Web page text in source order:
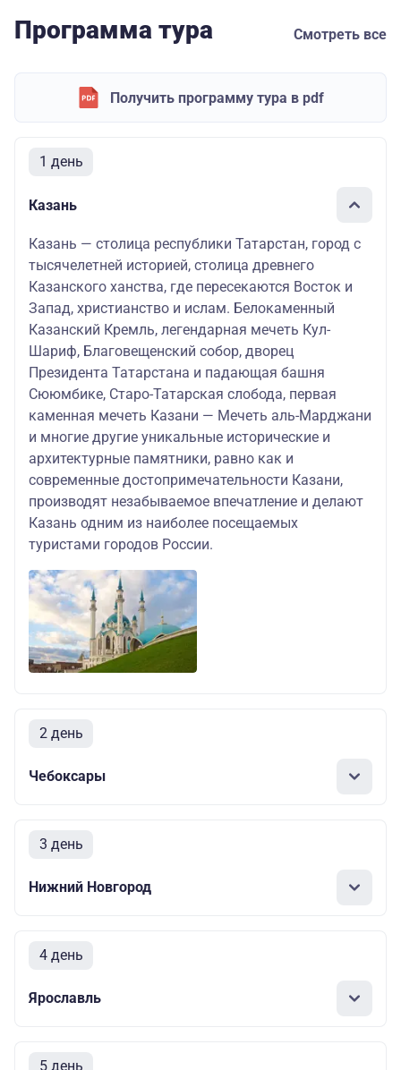
Программа тура Смотреть все
Получить программу тура в pdf
1 день
Казань
Казань — столица республики Татарстан, город с
тысячелетней историей, столица древнего
Казанского ханства, где пересекаются Восток и
Запад, христианство и ислам. Белокаменный
Казанский Кремль, легендарная мечеть Кул-
Шариф, Благовещенский собор, дворец
Президента Татарстана и падающая башня
Сююмбике, Старо-Татарская слобода, первая
каменная мечеть Казани — Мечеть аль-Марджани
и многие другие уникальные исторические и
архитектурные памятники, равно как и
современные достопримечательности Казани,
производят незабываемое впечатление и делают
Казань одним из наиболее посещаемых
туристами городов России.
2 день
Чебоксары
3 день
Нижний Новгород
4 день
Ярославль
5 день